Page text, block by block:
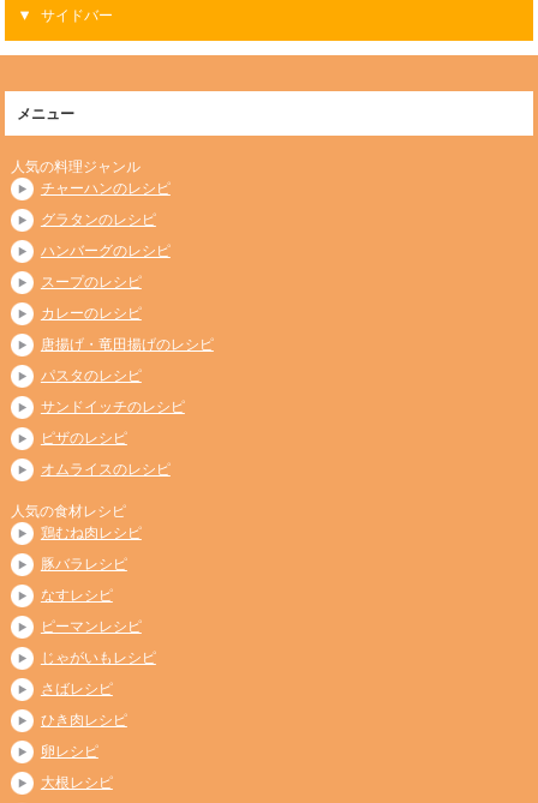
サイドバー
メニュー
人気の料理ジャンル
チャーハンのレシピ
グラタンのレシピ
ハンバーグのレシピ
スープのレシピ
カレーのレシピ
唐揚げ・竜田揚げのレシピ
パスタのレシピ
サンドイッチのレシピ
ピザのレシピ
オムライスのレシピ
人気の食材レシピ
鶏むね肉レシピ
豚バラレシピ
なすレシピ
ピーマンレシピ
じゃがいもレシピ
さばレシピ
ひき肉レシピ
卵レシピ
大根レシピ